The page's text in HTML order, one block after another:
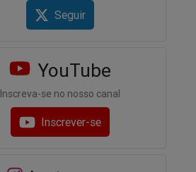
Seguir
YouTube
Inscreva-se no nosso canal
Inscrever-se